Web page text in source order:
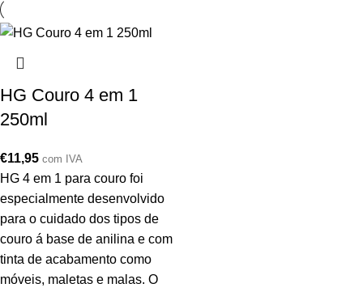
HG Couro 4 em 1
250ml
€11,95 com IVA
HG 4 em 1 para couro foi
especialmente desenvolvido
para o cuidado dos tipos de
couro á base de anilina e com
tinta de acabamento como
móveis, maletas e malas. O